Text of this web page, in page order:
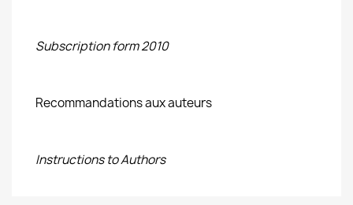
Subscription form 2010
Recommandations aux auteurs
Instructions to Authors